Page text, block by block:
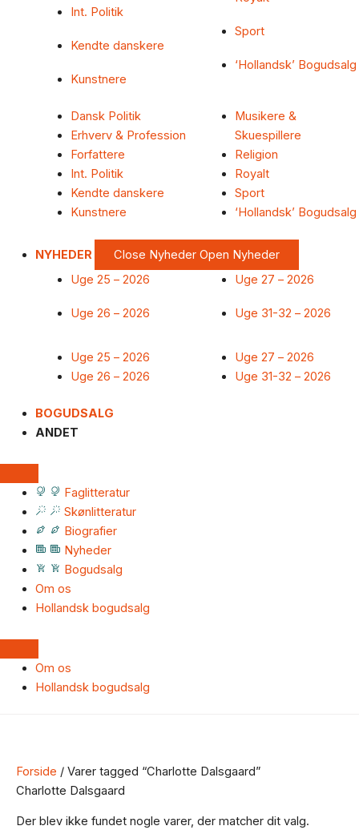
Int. Politik
Kendte danskere
Kunstnere
Sport
‘Hollandsk’ Bogudsalg
Dansk Politik
Erhverv & Profession
Forfattere
Int. Politik
Kendte danskere
Kunstnere
Musikere &
Skuespillere
Religion
Royalt
Sport
‘Hollandsk’ Bogudsalg
NYHEDER Close Nyheder Open Nyheder
Uge 25 – 2026
Uge 26 – 2026
Uge 27 – 2026
Uge 31-32 – 2026
Uge 25 – 2026
Uge 26 – 2026
Uge 27 – 2026
Uge 31-32 – 2026
BOGUDSALG
ANDET
Faglitteratur
Skønlitteratur
Biografier
Nyheder
Bogudsalg
Om os
Hollandsk bogudsalg
Om os
Hollandsk bogudsalg
Forside / Varer tagged “Charlotte Dalsgaard”
Charlotte Dalsgaard
Der blev ikke fundet nogle varer, der matcher dit valg.